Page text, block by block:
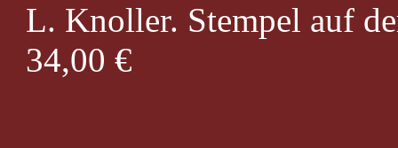
L. Knoller. Stempel auf
34,00 €